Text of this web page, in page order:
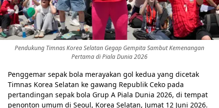
Pendukung Timnas Korea Selatan Gegap Gempita Sambut Kemenangan
Pertama di Piala Dunia 2026
Penggemar sepak bola merayakan gol kedua yang dicetak
Timnas Korea Selatan ke gawang Republik Ceko pada
pertandingan sepak bola Grup A Piala Dunia 2026, di tempat
penonton umum di Seoul, Korea Selatan, Jumat 12 Juni 2026.